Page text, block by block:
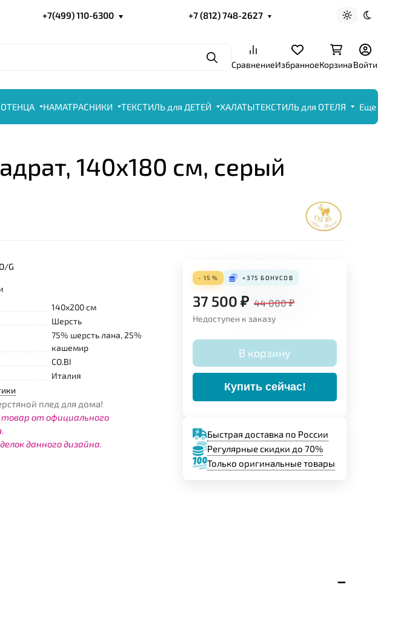
+7(499) 110-6300 +7 (812) 748-2627 Светлая
ПоискСравнениеИзбранноеКорзинаВойти
НАМАТРАСНИКИ ТЕКСТИЛЬ для ДЕТЕЙ ХАЛАТЫТЕКСТИЛЬ для ОТЕЛЯ Еще
140x180 см, серый
G
140x200 см
Шерсть
75% шерсть лана, 25%
кашемир
CO.BI
Италия
плед для дома!
от официального
данного дизайна.
- 15 % +375 БОНУСОВ
37 500 ₽ 44 000 ₽
Недоступен к заказу
В корзину
Купить сейчас!
Быстрая доставка по России
Регулярные скидки до 70%
Только оригинальные товары